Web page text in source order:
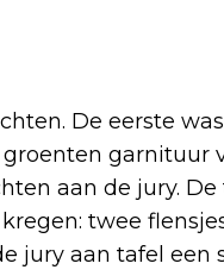
De eerste
garnituur
aan de jury.
twee
jury aan tafel